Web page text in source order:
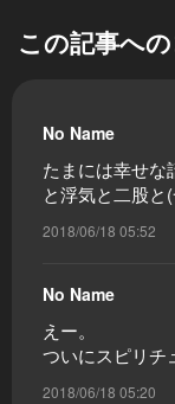
この記事へ
No Name
たまには幸せな
と浮気と二股と
2018/06/18 05:52
No Name
えー。
ついにスピリ
2018/06/18 05:20